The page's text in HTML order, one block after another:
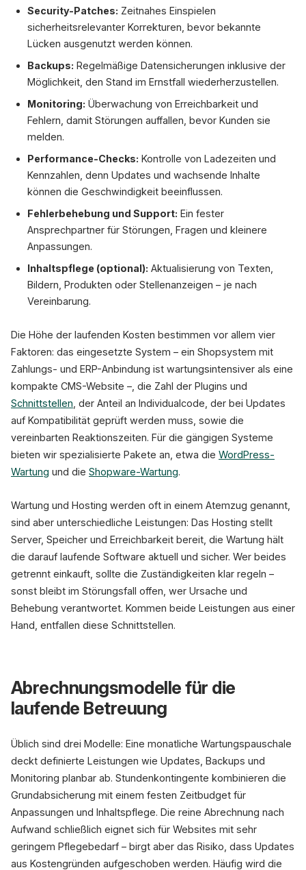
Security-Patches: Zeitnahes Einspielen
sicherheitsrelevanter Korrekturen, bevor bekannte
Lücken ausgenutzt werden können.
Backups: Regelmäßige Datensicherungen inklusive der
Möglichkeit, den Stand im Ernstfall wiederherzustellen.
Monitoring: Überwachung von Erreichbarkeit und
Fehlern, damit Störungen auffallen, bevor Kunden sie
melden.
Performance-Checks: Kontrolle von Ladezeiten und
Kennzahlen, denn Updates und wachsende Inhalte
können die Geschwindigkeit beeinflussen.
Fehlerbehebung und Support: Ein fester
Ansprechpartner für Störungen, Fragen und kleinere
Anpassungen.
Inhaltspflege (optional): Aktualisierung von Texten,
Bildern, Produkten oder Stellenanzeigen – je nach
Vereinbarung.
Die Höhe der laufenden Kosten bestimmen vor allem vier
Faktoren: das eingesetzte System – ein Shopsystem mit
Zahlungs- und ERP-Anbindung ist wartungsintensiver als eine
kompakte CMS-Website –, die Zahl der Plugins und
Schnittstellen , der Anteil an Individualcode, der bei Updates
auf Kompatibilität geprüft werden muss, sowie die
vereinbarten Reaktionszeiten. Für die gängigen Systeme
bieten wir spezialisierte Pakete an, etwa die WordPress-
Wartung und die Shopware-Wartung.
Wartung und Hosting werden oft in einem Atemzug genannt,
sind aber unterschiedliche Leistungen: Das Hosting stellt
Server, Speicher und Erreichbarkeit bereit, die Wartung hält
die darauf laufende Software aktuell und sicher. Wer beides
getrennt einkauft, sollte die Zuständigkeiten klar regeln –
sonst bleibt im Störungsfall offen, wer Ursache und
Behebung verantwortet. Kommen beide Leistungen aus einer
Hand, entfallen diese Schnittstellen.
Abrechnungsmodelle für die
laufende Betreuung
Üblich sind drei Modelle: Eine monatliche Wartungspauschale
deckt definierte Leistungen wie Updates, Backups und
Monitoring planbar ab. Stundenkontingente kombinieren die
Grundabsicherung mit einem festen Zeitbudget für
Anpassungen und Inhaltspflege. Die reine Abrechnung nach
Aufwand schließlich eignet sich für Websites mit sehr
geringem Pflegebedarf – birgt aber das Risiko, dass Updates
aus Kostengründen aufgeschoben werden. Häufig wird die